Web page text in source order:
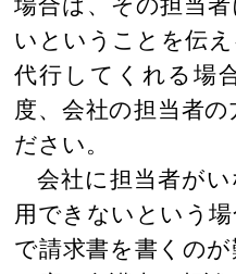
いということを伝
代行してくれる場
度、会社の担当者
ださい。
会社に担当者が
用できないという
で請求書を書くのが